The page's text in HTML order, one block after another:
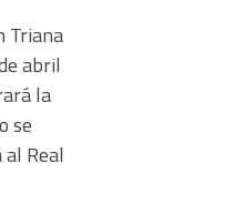
Triana
abril
la
se
Real